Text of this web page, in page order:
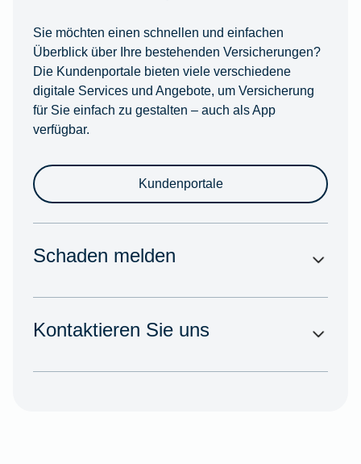
Sie möchten einen schnellen und einfachen
Überblick über Ihre bestehenden Versicherungen?
Die Kundenportale bieten viele verschiedene
digitale Services und Angebote, um Versicherung
für Sie einfach zu gestalten – auch als App
verfügbar.
Kundenportale
Schaden melden
Kontaktieren Sie uns